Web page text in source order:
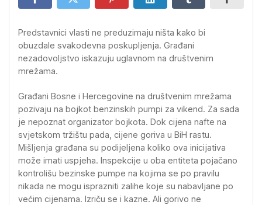
Predstavnici vlasti ne preduzimaju ništa kako bi
obuzdale svakodevna poskupljenja. Građani
nezadovoljstvo iskazuju uglavnom na društvenim
mrežama.
Građani Bosne i Hercegovine na društvenim mrežama
pozivaju na bojkot benzinskih pumpi za vikend. Za sada
je nepoznat organizator bojkota. Dok cijena nafte na
svjetskom tržištu pada, cijene goriva u BiH rastu.
Mišljenja građana su podijeljena koliko ova inicijativa
može imati uspjeha. Inspekcije u oba entiteta pojačano
kontrolišu bezinske pumpe na kojima se po pravilu
nikada ne mogu isprazniti zalihe koje su nabavljane po
većim cijenama. Izriču se i kazne. Ali gorivo ne